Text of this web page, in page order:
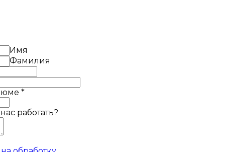
Имя
Фамилия
*
работать?